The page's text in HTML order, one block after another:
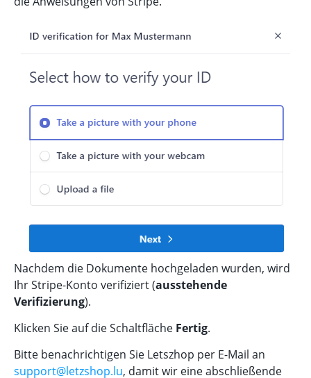
Nachdem die Dokumente hochgeladen wurden, wird
Ihr Stripe-Konto verifiziert (ausstehende
Verifizierung).
Klicken Sie auf die Schaltfläche Fertig.
Bitte benachrichtigen Sie Letszhop per E-Mail an
support@letzshop.lu, damit wir eine abschließende